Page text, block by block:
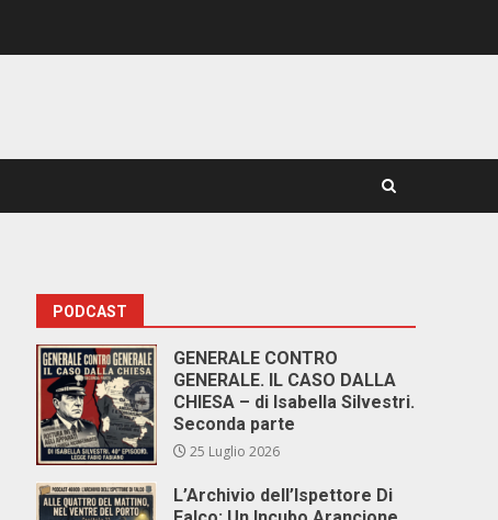
PODCAST
GENERALE CONTRO
GENERALE. IL CASO DALLA
CHIESA – di Isabella Silvestri.
Seconda parte
25 Luglio 2026
L’Archivio dell’Ispettore Di